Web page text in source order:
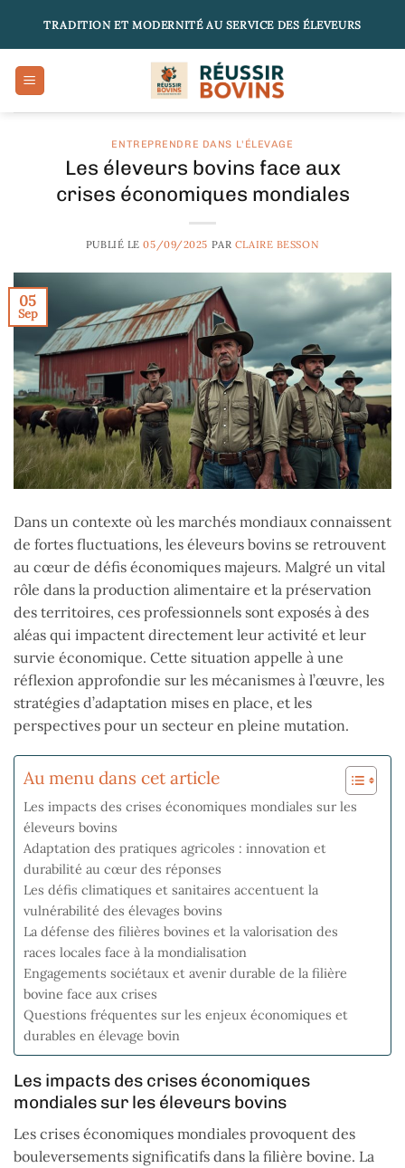
TRADITION ET MODERNITÉ AU SERVICE DES ÉLEVEURS
ENTREPRENDRE DANS L'ÉLEVAGE
Les éleveurs bovins face aux
crises économiques mondiales
PUBLIÉ LE05/09/2025 PAR CLAIRE BESSON
05
Sep
Dans un contexte où les marchés mondiaux connaissent
de fortes fluctuations, les éleveurs bovins se retrouvent
au cœur de défis économiques majeurs. Malgré un vital
rôle dans la production alimentaire et la préservation
des territoires, ces professionnels sont exposés à des
aléas qui impactent directement leur activité et leur
survie économique. Cette situation appelle à une
réflexion approfondie sur les mécanismes à l’œuvre, les
stratégies d’adaptation mises en place, et les
perspectives pour un secteur en pleine mutation.
Au menu dans cet article
Les impacts des crises économiques mondiales sur les
éleveurs bovins
Adaptation des pratiques agricoles : innovation et
durabilité au cœur des réponses
Les défis climatiques et sanitaires accentuent la
vulnérabilité des élevages bovins
La défense des filières bovines et la valorisation des
races locales face à la mondialisation
Engagements sociétaux et avenir durable de la filière
bovine face aux crises
Questions fréquentes sur les enjeux économiques et
durables en élevage bovin
Les impacts des crises économiques
mondiales sur les éleveurs bovins
Les crises économiques mondiales provoquent des
bouleversements significatifs dans la filière bovine. La